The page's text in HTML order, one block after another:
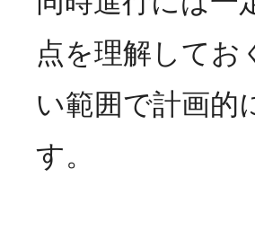
点を理解してお
い範囲で計画的
す。